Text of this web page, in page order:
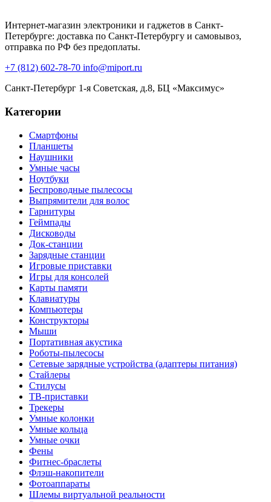
Интернет-магазин электроники и гаджетов в Санкт-
Петербурге: доставка по Санкт-Петербургу и самовывоз,
отправка по РФ без предоплаты.
+7 (812) 602-78-70 info@miport.ru
Санкт-Петербург 1-я Советская, д.8, БЦ «Максимус»
Категории
Смартфоны
Планшеты
Наушники
Умные часы
Ноутбуки
Беспроводные пылесосы
Выпрямители для волос
Гарнитуры
Геймпады
Дисководы
Док-станции
Зарядные станции
Игровые приставки
Игры для консолей
Карты памяти
Клавиатуры
Компьютеры
Конструкторы
Мыши
Портативная акустика
Роботы-пылесосы
Сетевые зарядные устройства (адаптеры питания)
Стайлеры
Стилусы
ТВ-приставки
Трекеры
Умные колонки
Умные кольца
Умные очки
Фены
Фитнес-браслеты
Флэш-накопители
Фотоаппараты
Шлемы виртуальной реальности